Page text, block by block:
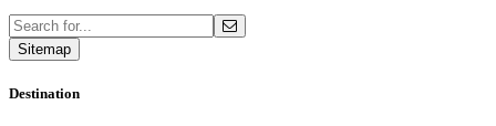
Sitemap
Destination